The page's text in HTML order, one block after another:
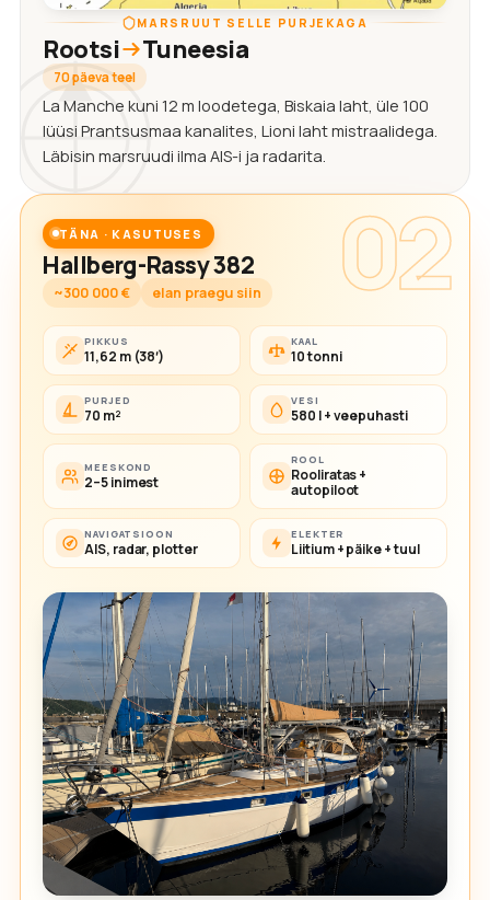
MARSRUUT SELLE PURJEKAGA
Rootsi Tuneesia
70 päeva teel
La Manche kuni 12 m loodetega, Biskaia laht, üle 100
lüüsi Prantsusmaa kanalites, Lioni laht mistraalidega.
Läbisin marsruudi ilma AIS-i ja radarita.
02
TÄNA · KASUTUSES
Hallberg-Rassy 382
~300 000 € elan praegu siin
PIKKUS
11,62 m (38′)
KAAL
10 tonni
PURJED
70 m²
VESI
580 l + veepuhasti
MEESKOND
2–5 inimest
ROOL
Rooliratas +
autopiloot
NAVIGATSIOON
AIS, radar, plotter
ELEKTER
Liitium + päike + tuul